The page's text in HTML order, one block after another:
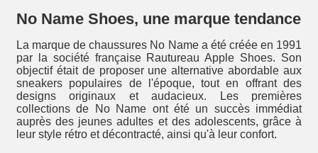
No Name Shoes, une marque tendance
La marque de chaussures No Name a été créée en 1991
par la société française Rautureau Apple Shoes. Son
objectif était de proposer une alternative abordable aux
sneakers populaires de l'époque, tout en offrant des
designs originaux et audacieux. Les premières
collections de No Name ont été un succès immédiat
auprès des jeunes adultes et des adolescents, grâce à
leur style rétro et décontracté, ainsi qu'à leur confort.